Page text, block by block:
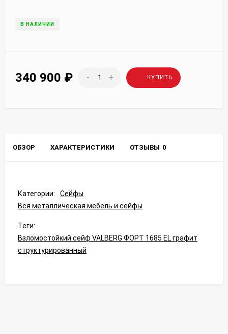
В НАЛИЧИИ
340 900 ₽ - + КУПИТЬ
ОБЗОР ХАРАКТЕРИСТИКИ ОТЗЫВЫ 0
Категории:
Сейфы
Вся металлическая мебель и сейфы
Теги:
Взломостойкий сейф VALBERG ФОРТ 1685 EL графит
структурированный